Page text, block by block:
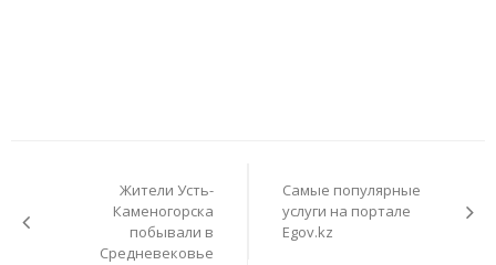
Жители Усть-
Каменогорска
побывали в
Средневековье
Самые популярные
услуги на портале
Egov.kz